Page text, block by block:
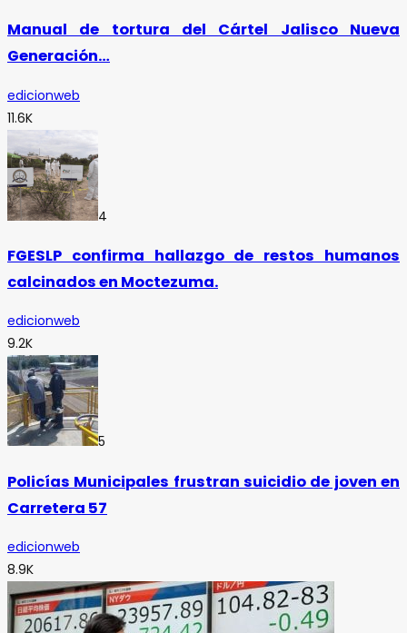
Manual de tortura del Cártel Jalisco Nueva
Generación…
edicionweb
11.6K
4
FGESLP confirma hallazgo de restos humanos
calcinados en Moctezuma.
edicionweb
9.2K
5
Policías Municipales frustran suicidio de joven en
Carretera 57
edicionweb
8.9K